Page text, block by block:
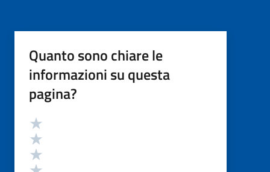
Quanto sono chiare le
informazioni su questa
pagina?
Valutazione